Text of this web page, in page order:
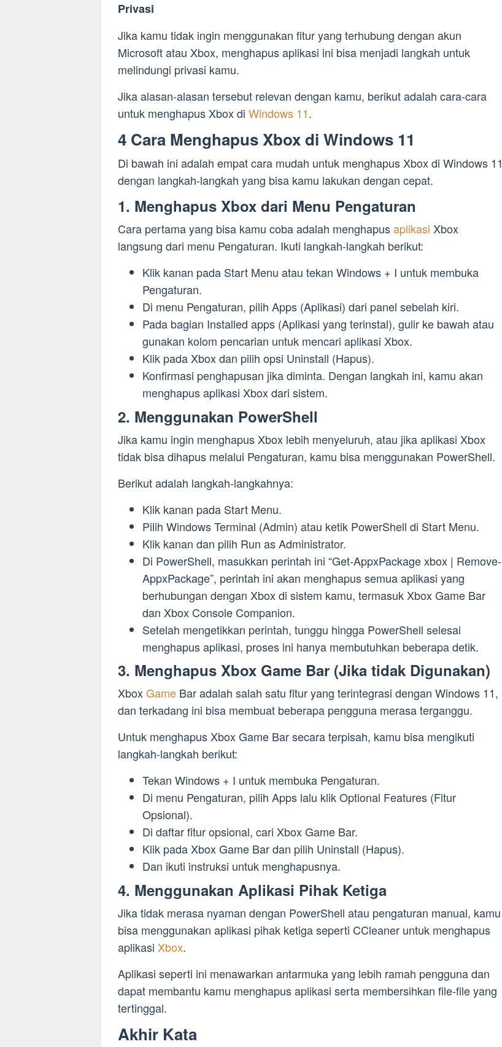
Privasi
Jika kamu tidak ingin menggunakan fitur yang terhubung dengan akun
Microsoft atau Xbox, menghapus aplikasi ini bisa menjadi langkah untuk
melindungi privasi kamu.
Jika alasan-alasan tersebut relevan dengan kamu, berikut adalah cara-cara
untuk menghapus Xbox di Windows 11.
4 Cara Menghapus Xbox di Windows 11
Di bawah ini adalah empat cara mudah untuk menghapus Xbox di Windows 11
dengan langkah-langkah yang bisa kamu lakukan dengan cepat.
1. Menghapus Xbox dari Menu Pengaturan
Cara pertama yang bisa kamu coba adalah menghapusaplikasi Xbox
langsung dari menu Pengaturan. Ikuti langkah-langkah berikut:
Klik kanan pada Start Menu atau tekan Windows + I untuk membuka
Pengaturan.
Di menu Pengaturan, pilih Apps (Aplikasi) dari panel sebelah kiri.
Pada bagian Installed apps (Aplikasi yang terinstal), gulir ke bawah atau
gunakan kolom pencarian untuk mencari aplikasi Xbox.
Klik pada Xbox dan pilih opsi Uninstall (Hapus).
Konfirmasi penghapusan jika diminta. Dengan langkah ini, kamu akan
menghapus aplikasi Xbox dari sistem.
2. Menggunakan PowerShell
Jika kamu ingin menghapus Xbox lebih menyeluruh, atau jika aplikasi Xbox
tidak bisa dihapus melalui Pengaturan, kamu bisa menggunakan PowerShell.
Berikut adalah langkah-langkahnya:
Klik kanan pada Start Menu.
Pilih Windows Terminal (Admin) atau ketik PowerShell di Start Menu.
Klik kanan dan pilih Run as Administrator.
Di PowerShell, masukkan perintah ini “Get-AppxPackage xbox | Remove-
AppxPackage”, perintah ini akan menghapus semua aplikasi yang
berhubungan dengan Xbox di sistem kamu, termasuk Xbox Game Bar
dan Xbox Console Companion.
Setelah mengetikkan perintah, tunggu hingga PowerShell selesai
menghapus aplikasi, proses ini hanya membutuhkan beberapa detik.
3. Menghapus Xbox Game Bar (Jika tidak Digunakan)
XboxGame Bar adalah salah satu fitur yang terintegrasi dengan Windows 11,
dan terkadang ini bisa membuat beberapa pengguna merasa terganggu.
Untuk menghapus Xbox Game Bar secara terpisah, kamu bisa mengikuti
langkah-langkah berikut:
Tekan Windows + I untuk membuka Pengaturan.
Di menu Pengaturan, pilih Apps lalu klik Optional Features (Fitur
Opsional).
Di daftar fitur opsional, cari Xbox Game Bar.
Klik pada Xbox Game Bar dan pilih Uninstall (Hapus).
Dan ikuti instruksi untuk menghapusnya.
4. Menggunakan Aplikasi Pihak Ketiga
Jika tidak merasa nyaman dengan PowerShell atau pengaturan manual, kamu
bisa menggunakan aplikasi pihak ketiga seperti CCleaner untuk menghapus
aplikasi Xbox.
Aplikasi seperti ini menawarkan antarmuka yang lebih ramah pengguna dan
dapat membantu kamu menghapus aplikasi serta membersihkan file-file yang
tertinggal.
Akhir Kata